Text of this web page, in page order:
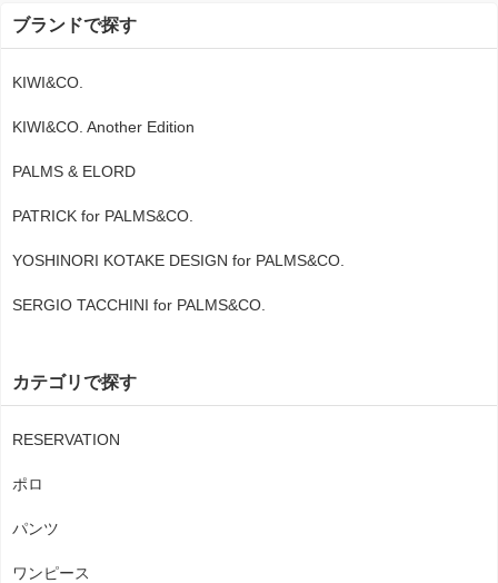
ブランドで探す
KIWI&CO.
KIWI&CO. Another Edition
PALMS & ELORD
PATRICK for PALMS&CO.
YOSHINORI KOTAKE DESIGN for PALMS&CO.
SERGIO TACCHINI for PALMS&CO.
カテゴリで探す
RESERVATION
ポロ
パンツ
ワンピース